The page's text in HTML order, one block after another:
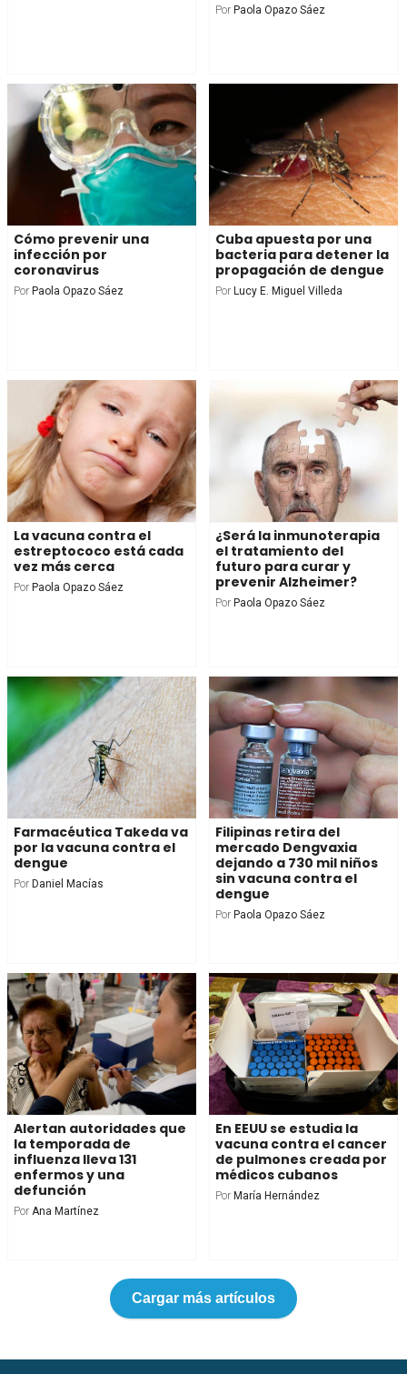
Por Paola Opazo Sáez
Cómo prevenir una
infección por
coronavirus
Por Paola Opazo Sáez
Cuba apuesta por una
bacteria para detener la
propagación de dengue
Por Lucy E. Miguel Villeda
La vacuna contra el
estreptococo está cada
vez más cerca
Por Paola Opazo Sáez
¿Será la inmunoterapia
el tratamiento del
futuro para curar y
prevenir Alzheimer?
Por Paola Opazo Sáez
Farmacéutica Takeda va
por la vacuna contra el
dengue
Por Daniel Macías
Filipinas retira del
mercado Dengvaxia
dejando a 730 mil niños
sin vacuna contra el
dengue
Por Paola Opazo Sáez
Alertan autoridades que
la temporada de
influenza lleva 131
enfermos y una
defunción
Por Ana Martínez
En EEUU se estudia la
vacuna contra el cancer
de pulmones creada por
médicos cubanos
Por María Hernández
Cargar más artículos